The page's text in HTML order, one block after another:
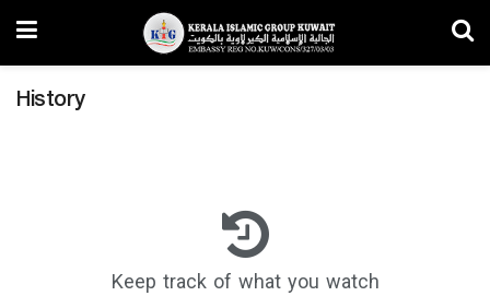
History
Keep track of what you watch